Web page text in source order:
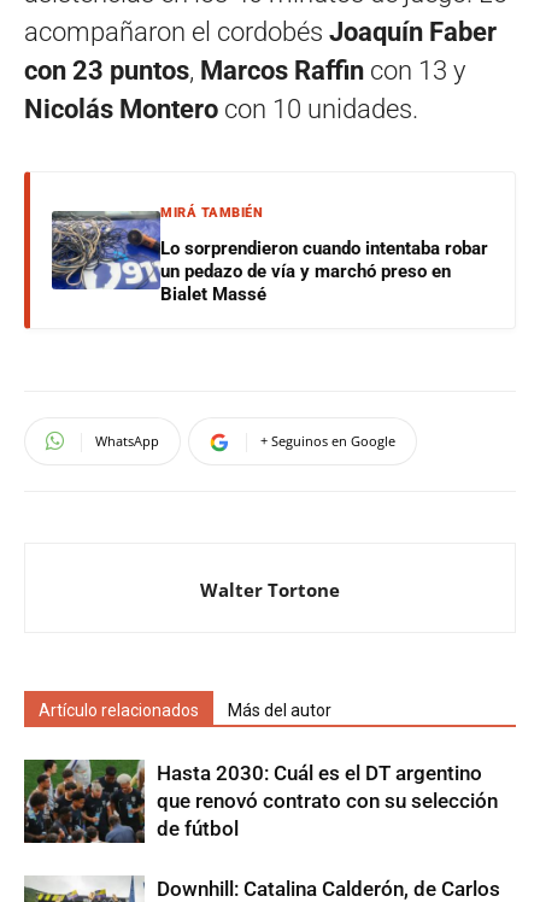
acompañaron el cordobés Joaquín Faber
con 23 puntos, Marcos Raffin con 13 y
Nicolás Montero con 10 unidades.
MIRÁ TAMBIÉN
Lo sorprendieron cuando intentaba robar
un pedazo de vía y marchó preso en
Bialet Massé
WhatsApp + Seguinos en Google
Walter Tortone
Artículo relacionados Más del autor
Hasta 2030: Cuál es el DT argentino
que renovó contrato con su selección
de fútbol
Downhill: Catalina Calderón, de Carlos